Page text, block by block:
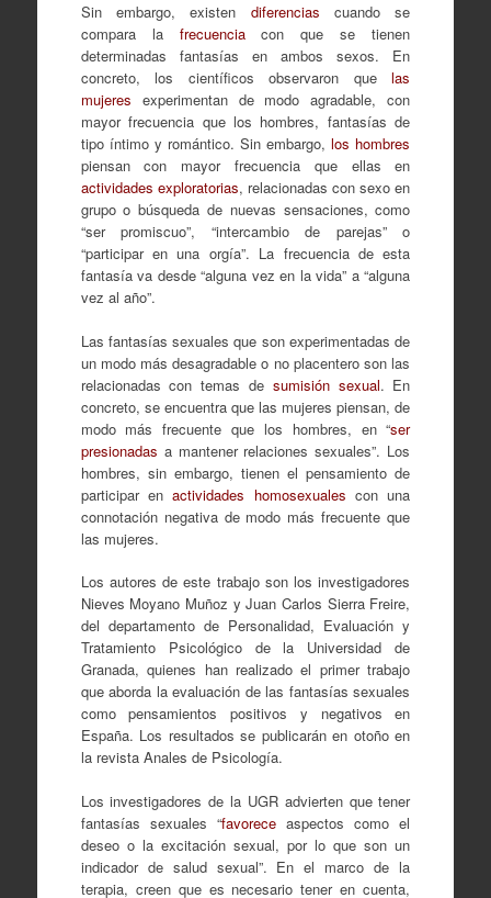
Sin embargo, existen diferencias cuando se
compara la frecuenciacon que se tienen
determinadas fantasías en ambos sexos. En
concreto, los científicos observaron quelas
mujeres experimentan de modo agradable, con
mayor frecuencia que los hombres, fantasías de
tipo íntimo y romántico. Sin embargo,los hombres
piensan con mayor frecuencia que ellas en
actividades exploratorias, relacionadas con sexo en
grupo o búsqueda de nuevas sensaciones, como
“ser promiscuo”, “intercambio de parejas” o
“participar en una orgía”. La frecuencia de esta
fantasía va desde “alguna vez en la vida” a “alguna
vez al año”.
Las fantasías sexuales que son experimentadas de
un modo más desagradable o no placentero son las
relacionadas con temas de sumisión sexual. En
concreto, se encuentra que las mujeres piensan, de
modo más frecuente que los hombres, en “ser
presionadas a mantener relaciones sexuales”. Los
hombres, sin embargo, tienen el pensamiento de
participar enactividades homosexuales con una
connotación negativa de modo más frecuente que
las mujeres.
Los autores de este trabajo son los investigadores
Nieves Moyano Muñoz y Juan Carlos Sierra Freire,
del departamento de Personalidad, Evaluación y
Tratamiento Psicológico de la Universidad de
Granada, quienes han realizado el primer trabajo
que aborda la evaluación de las fantasías sexuales
como pensamientos positivos y negativos en
España. Los resultados se publicarán en otoño en
la revista Anales de Psicología.
Los investigadores de la UGR advierten que tener
fantasías sexuales “favoreceaspectos como el
deseo o la excitación sexual, por lo que son un
indicador de salud sexual”. En el marco de la
terapia, creen que es necesario tener en cuenta,